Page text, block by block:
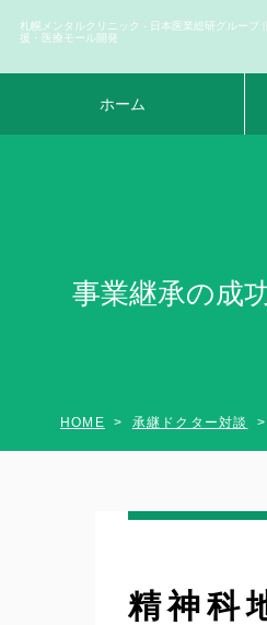
札幌メンタルクリニック - 日本医業総研グループ
援・医療モール開発
ホーム
事業継承の成
HOME 承継ドクター対談
精神科